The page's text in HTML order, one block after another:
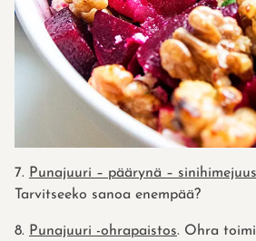
7. Punajuuri – päärynä –
Tarvitseeko sanoa enempää?
8. Punajuuri -ohrapaistos. Ohra